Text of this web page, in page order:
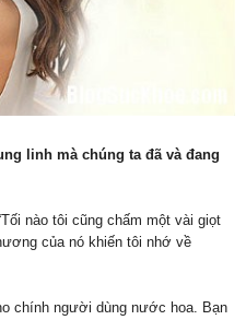
linh mà chúng ta đã và đang
nào tôi cũng chấm một vài giọt
của nó khiến tôi nhớ về
chính người dùng nước hoa. Bạn